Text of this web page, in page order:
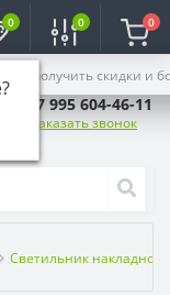
?
получить скидки и
0 0 0
+7 995 604-46-11
Заказать звонок
Светильник накладной